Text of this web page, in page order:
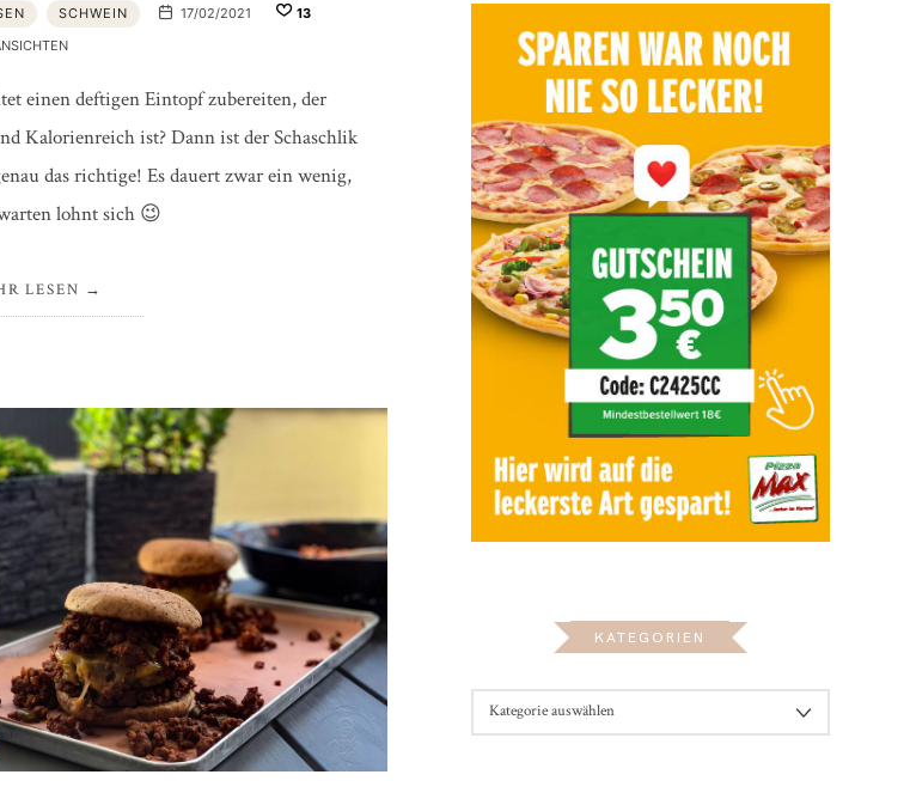
SCHWEIN 17/02/2021
13
einen deftigen Eintopf zubereiten, der
Kalorienreich ist? Dann ist der Schaschlik
das richtige! Es dauert zwar ein wenig,
lohnt sich 😉
LESEN
KATEGORIEN